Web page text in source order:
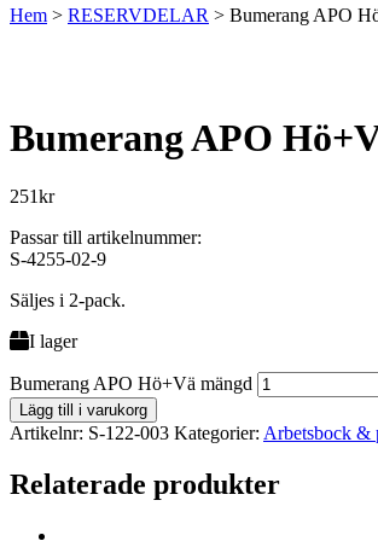
Hem > RESERVDELAR > Bumerang APO
Bumerang APO
251kr
Passar till artikelnummer:
S-4255-02-9
Säljes i 2-pack.
I lager
Bumerang APO Hö+Vä mängd
Lägg till i varukorg
Artikelnr: S-122-003 Kategorier: Arbetsbock &
Relaterade produkter